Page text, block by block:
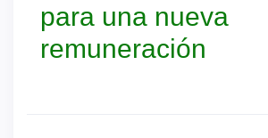
para una nueva
remuneración